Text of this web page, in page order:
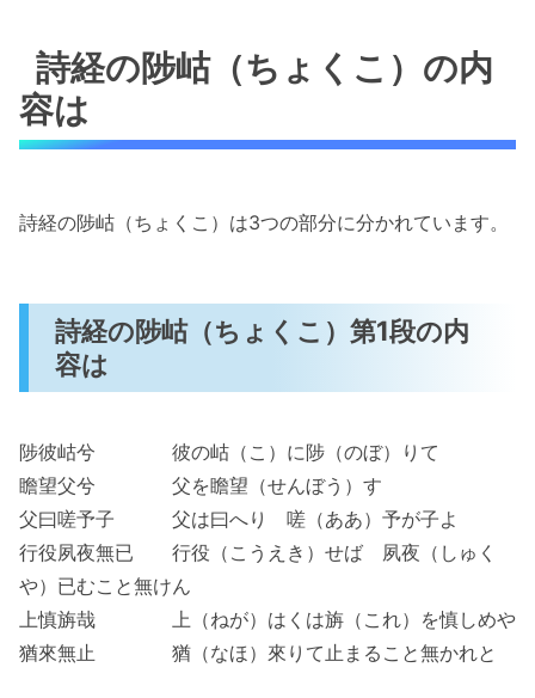
詩経の陟岵（ちょくこ）の内
容は
詩経の陟岵（ちょくこ）は3つの部分に分かれています。
詩経の陟岵（ちょくこ）第1段の内
容は
陟彼岵兮 彼の岵（こ）に陟（のぼ）りて
瞻望父兮 父を瞻望（せんぼう）す
父曰嗟予子 父は曰へり 嗟（ああ）予が子よ
行役夙夜無已 行役（こうえき）せば 夙夜（しゅく
や）已むこと無けん
上慎旃哉 上（ねが）はくは旃（これ）を慎しめや
猶來無止 猶（なほ）來りて止まること無かれと